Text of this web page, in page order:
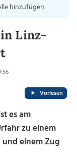
hinzufügen
Linz-
Vorlesen
es am
zu einem
einem Zug